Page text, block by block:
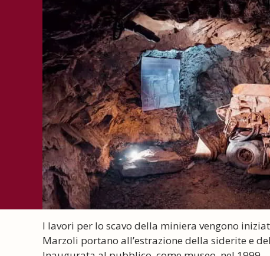
I lavori per lo scavo della miniera vengono
Marzoli portano all’estrazione della siderite e